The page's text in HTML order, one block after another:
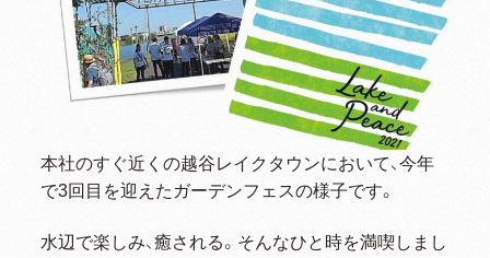
本社のすぐ近くの越谷レイクタウンにおいて、今年
で3回目を迎えたガーデンフェスの様子です。
水辺で楽しみ、癒される。そんなひと時を満喫しまし